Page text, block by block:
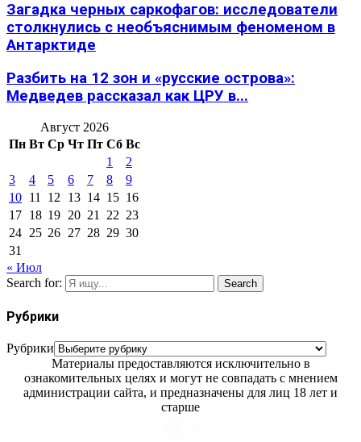
Загадка черных саркофагов: исследователи
столкнулись с необъяснимым феноменом в
Антарктиде
Разбить на 12 зон и «русские острова»:
Медведев рассказал как ЦРУ в...
Август 2026
Пн Вт Ср Чт Пт Сб Вс
1
2
3
4 5 6 7 8
9
10 11 12 13 14 15 16
17 18 19 20 21 22 23
24 25 26 27 28 29 30
31
« Июл
Search for:
Search
Рубрики
Рубрики
Материалы предоставляются исключительно в
ознакомительных целях и могут не совпадать с мнением
администрации сайта, и предназначены для лиц 18 лет и
старше